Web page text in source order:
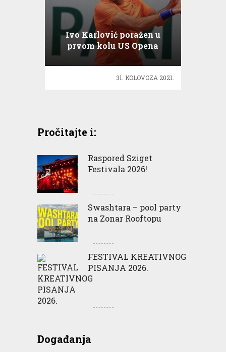
Ivo Karlović poražen u
prvom kolu US Opena
31. KOLOVOZA 2021.
Pročitajte i:
Raspored Sziget
Festivala 2026!
Swashtara – pool party
na Zonar Rooftopu
FESTIVAL KREATIVNOG
PISANJA 2026.
Događanja